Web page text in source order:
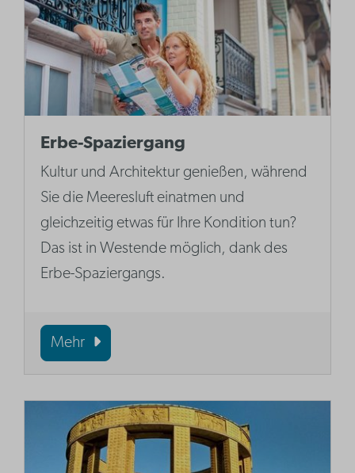
Erbe-Spaziergang
Kultur und Architektur genießen, während
Sie die Meeresluft einatmen und
gleichzeitig etwas für Ihre Kondition tun?
Das ist in Westende möglich, dank des
Erbe-Spaziergangs.
Mehr